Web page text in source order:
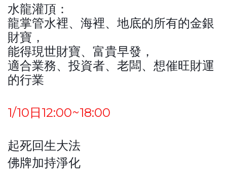
水龍灌頂：
龍掌管水裡、海裡、地底的所有的金銀
財寶，
能得現世財寶、富貴早發，
適合業務、投資者、老闆、想催旺財運
的行業
1/10日12:00~18:00
起死回生大法
佛牌加持淨化